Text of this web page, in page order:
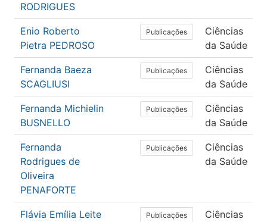
RODRIGUES
Enio Roberto
Pietra PEDROSO
Publicações
Ciências
da Saúde
Fernanda Baeza
SCAGLIUSI
Publicações
Ciências
da Saúde
Fernanda Michielin
BUSNELLO
Publicações
Ciências
da Saúde
Fernanda
Rodrigues de
Oliveira
PENAFORTE
Publicações
Ciências
da Saúde
Flávia Emília Leite
Publicações
Ciências